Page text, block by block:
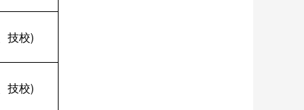
技校)
技校)